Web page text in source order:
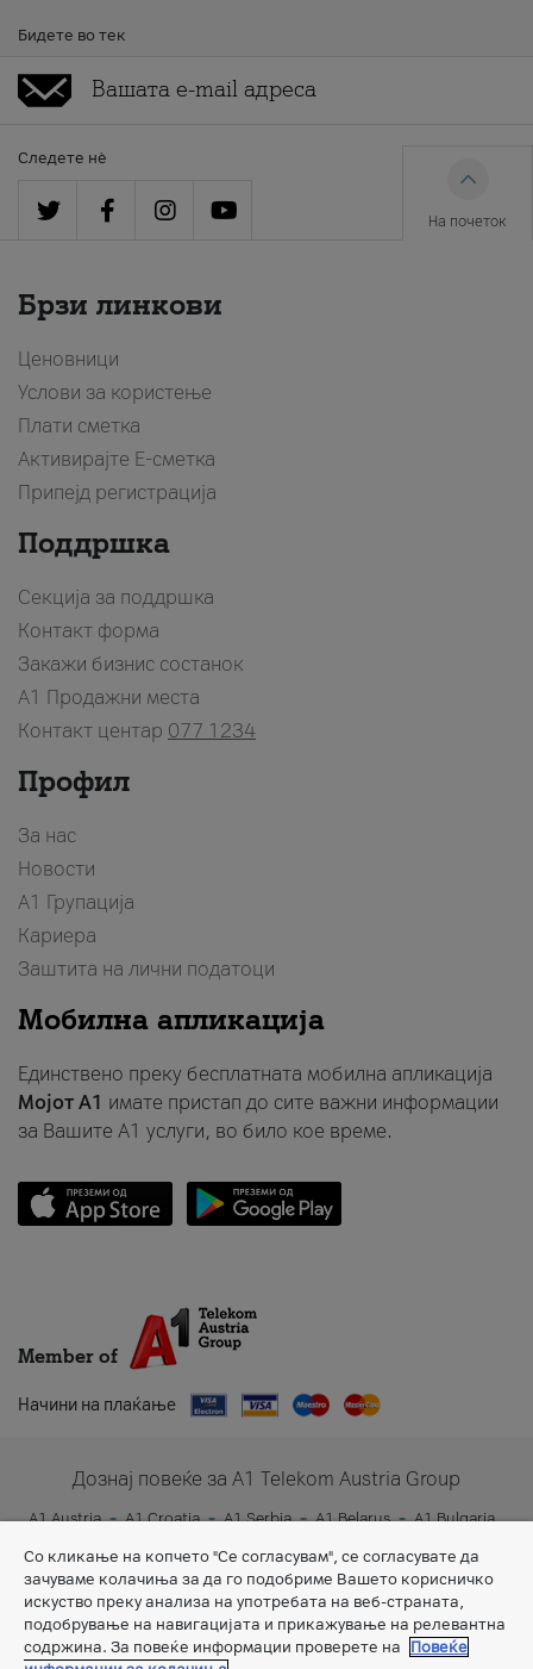
Бидете во тек
Следете нè
На почеток
Брзи линкови
Ценовници
Услови за користење
Плати сметка
Активирајте Е-сметка
Припејд регистрација
Поддршка
Секција за поддршка
Контакт форма
Закажи бизнис состанок
A1 Продажни места
Контакт центар 077 1234
Профил
За нас
Новости
А1 Групација
Кариера
Заштита на лични податоци
Мобилна апликација
Единствено преку бесплатната мобилна апликација
Мојот A1 имате пристап до сите важни информации
за Вашите A1 услуги, во било кое време.
Member of
Начини на плаќање
Дознај повеќе за A1 Telekom Austria Group
A1 Austria A1 Croatia A1 Serbia A1 Belarus
A1 Bulgaria
Со кликање на копчето "Се согласувам", се согласувате да
зачуваме колачиња за да го подобриме Вашето корисничко
искуство преку анализа на употребата на веб-страната,
подобрување на навигацијата и прикажување на релевантна
содржина. За повеќе информации проверете на
Повеќе